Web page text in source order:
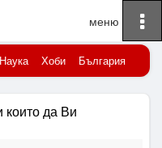
Наука Хоби България
които да Ви